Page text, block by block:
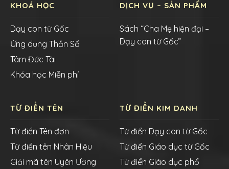
KHOÁ HỌC
Dạy con từ Gốc
Ứng dụng Thần Số
Tâm Đức Tài
Khóa học Miễn phí
DỊCH VỤ – SẢN PHẨM
Sách “Cha Mẹ hiện đại –
Dạy con từ Gốc”
TỪ ĐIỂN TÊN
Từ điển Tên đơn
Từ điển tên Nhân Hiệu
Giải mã tên Uyên Ương
TỪ ĐIỂN KIM DANH
Từ điển Dạy con từ Gốc
Từ điển Giáo dục từ Gốc
Từ điển Giáo dục phổ